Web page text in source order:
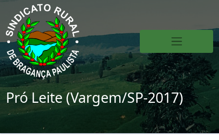
Pró Leite (Vargem/SP-2017)